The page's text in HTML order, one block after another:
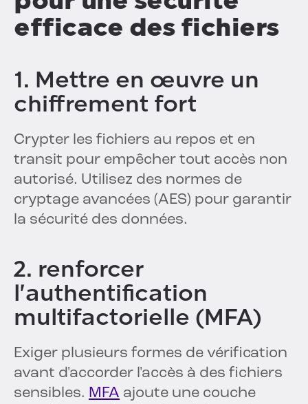
efficace des fichiers
1. Mettre en œuvre un
chiffrement fort
Crypter les fichiers au repos et en
transit pour empêcher tout accès non
autorisé. Utilisez des normes de
cryptage avancées (AES) pour garantir
la sécurité des données.
2. renforcer
l'authentification
multifactorielle (MFA)
Exiger plusieurs formes de vérification
avant d'accorder l'accès à des fichiers
sensibles. MFA ajoute une couche